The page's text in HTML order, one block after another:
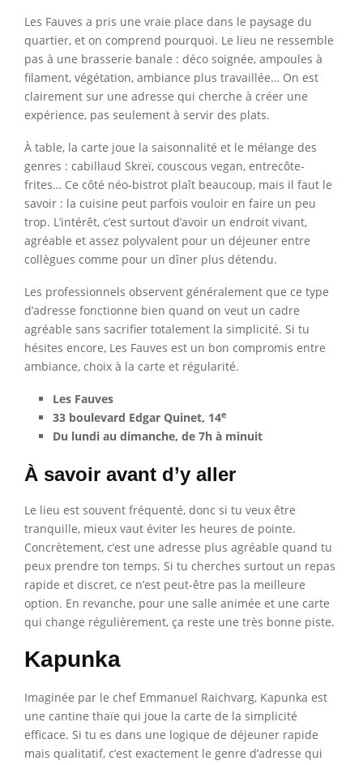
Les Fauves a pris une vraie place dans le paysage du
quartier, et on comprend pourquoi. Le lieu ne ressemble
pas à une brasserie banale : déco soignée, ampoules à
filament, végétation, ambiance plus travaillée… On est
clairement sur une adresse qui cherche à créer une
expérience, pas seulement à servir des plats.
À table, la carte joue la saisonnalité et le mélange des
genres : cabillaud Skreï, couscous vegan, entrecôte-
frites… Ce côté néo-bistrot plaît beaucoup, mais il faut le
savoir : la cuisine peut parfois vouloir en faire un peu
trop. L’intérêt, c’est surtout d’avoir un endroit vivant,
agréable et assez polyvalent pour un déjeuner entre
collègues comme pour un dîner plus détendu.
Les professionnels observent généralement que ce type
d’adresse fonctionne bien quand on veut un cadre
agréable sans sacrifier totalement la simplicité. Si tu
hésites encore, Les Fauves est un bon compromis entre
ambiance, choix à la carte et régularité.
Les Fauves
33 boulevard Edgar Quinet, 14e
Du lundi au dimanche, de 7h à minuit
À savoir avant d’y aller
Le lieu est souvent fréquenté, donc si tu veux être
tranquille, mieux vaut éviter les heures de pointe.
Concrètement, c’est une adresse plus agréable quand tu
peux prendre ton temps. Si tu cherches surtout un repas
rapide et discret, ce n’est peut-être pas la meilleure
option. En revanche, pour une salle animée et une carte
qui change régulièrement, ça reste une très bonne piste.
Kapunka
Imaginée par le chef Emmanuel Raichvarg, Kapunka est
une cantine thaïe qui joue la carte de la simplicité
efficace. Si tu es dans une logique de déjeuner rapide
mais qualitatif, c’est exactement le genre d’adresse qui